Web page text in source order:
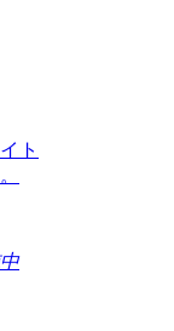
ト